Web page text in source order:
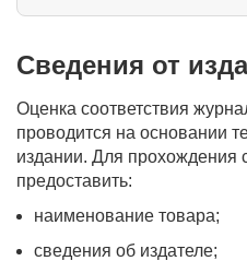
Сведения от
Оценка соответствия
проводится на основании
издании. Для прохождения
предоставить:
наименование товара;
сведения об издателе;